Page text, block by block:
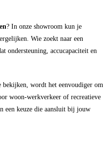
? In onze showroom kun je
Wie zoekt naar een
ondersteuning, accucapaciteit en
bekijken, wordt het eenvoudiger om
woon-werkverkeer of recreatieve
een keuze die aansluit bij jouw